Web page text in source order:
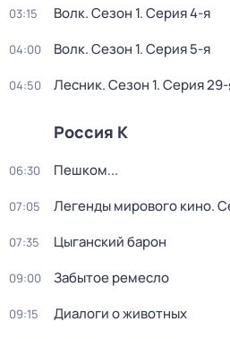
03:15 Волк. Сезон 1. Серия 4-я
04:00 Волк. Сезон 1. Серия 5-я
04:50 Лесник. Сезон 1. Серия
Россия К
06:30 Пешком...
07:05 Легенды мирового кино.
07:35 Цыганский барон
09:00 Забытое ремесло
09:15 Диалоги о животных